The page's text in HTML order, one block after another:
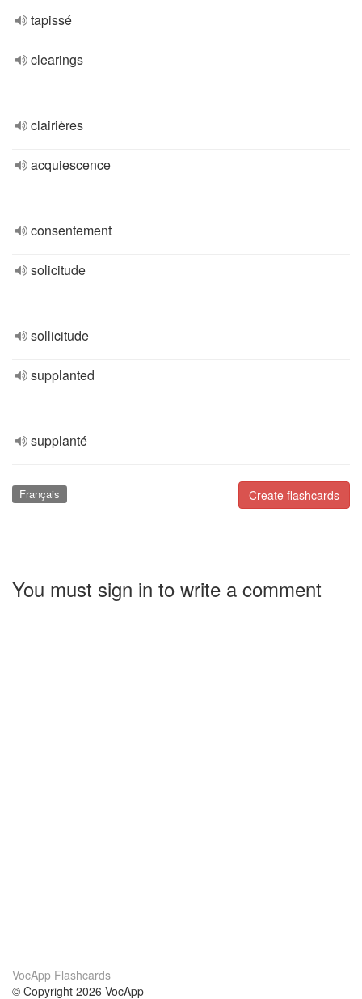
tapissé
clearings
clairières
acquiescence
consentement
solicitude
sollicitude
supplanted
supplanté
Create flashcards
Français
You must sign in to write a comment
VocApp Flashcards
© Copyright 2026 VocApp